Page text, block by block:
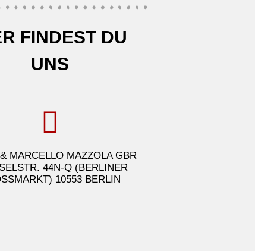
FINDEST DU
UNS
MARCELLO MAZZOLA GBR
44N-Q (BERLINER
10553 BERLIN